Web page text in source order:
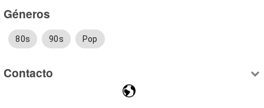
Géneros
80s 90s Pop
Contacto